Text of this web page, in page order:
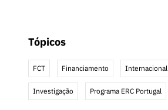
Tópicos
FCT Financiamento Internacional
Investigação Programa ERC Portugal